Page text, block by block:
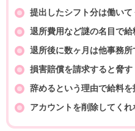
提出したシフト分は働い
退所費用など謎の名目で
退所後に数ヶ月は他事務
損害賠償を請求すると脅す
辞めるという理由で給料を
アカウントを削除してくれ